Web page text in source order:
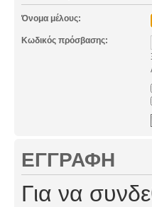
Όνομα μέλους:
Κωδικός πρόσβασης:
ΕΓΓΡΑΦΉ
Για να